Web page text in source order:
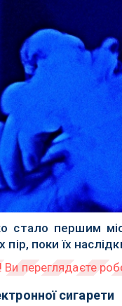
стало першим
пір, поки їх
сигарети